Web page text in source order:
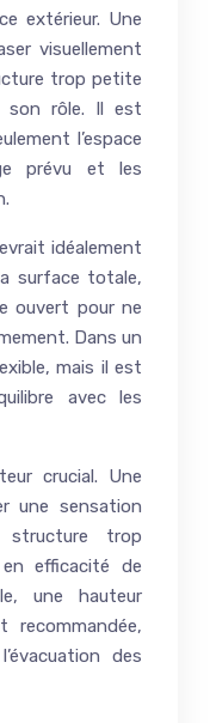
extérieur. Une
visuellement
trop petite
son rôle. Il est
l’espace
prévu et les
idéalement
surface totale,
ouvert pour ne
Dans un
mais il est
avec les
crucial. Une
une sensation
structure trop
efficacité de
une hauteur
des